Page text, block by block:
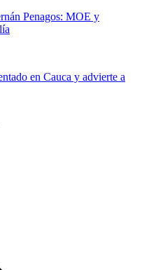
Penagos: MOE y
en Cauca y advierte a